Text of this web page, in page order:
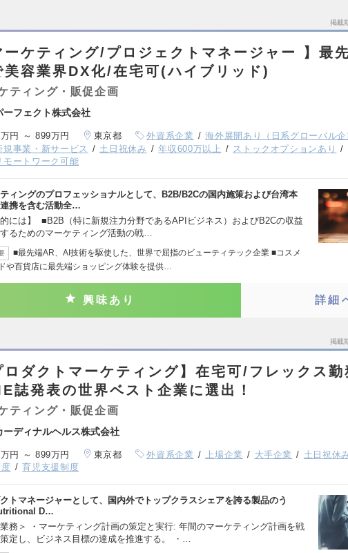
掲載
ーケティング/プロジェクトマネージャー 】最
美容業界DX化/在宅可(ハイブリッド)
ティング・販促企画
ーフェクト株式会社
円 ～ 899万円 東京都 外資系企業 海外展開あり（日系グローバル企
規事業・新サービス 土日祝休み 年収600万以上 ストックオプションあり
モートワーク可能
ィングのプロフェッショナルとして、B2B/B2Cの国内施策および台湾本
携を含む活動全…
的には】 ■B2B（特に新規注力分野であるAPIビジネス）およびB2Cの収益
るためのマーケティング活動の戦…
■最先端AR、AI技術を駆使した、世界で屈指のビューティテック企業 ■コスメ
や百貨店に最先端ショッピング体験を提供…
興味あり 詳細
掲載
ロダクトマーケティング】在宅可/フレックス勤
誌発表の世界ベスト企業に選出！
ティング・販促企画
ーディナルヘルス株式会社
円 ～ 899万円 東京都 外資系企業 上場企業 大手企業 土日祝休
育児支援制度
トマネージャーとして、国内外でトップクラスシェアを誇る製品のう
D…
務＞ ・マーケティング計画の策定と実行: 年間のマーケティング計画を戦
定し、ビジネス目標の達成を推進する。 ・…